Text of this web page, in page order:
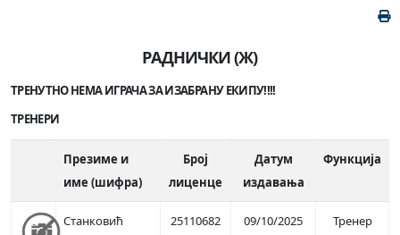
РАДНИЧКИ (Ж)
ТРЕНУТНО НЕМА ИГРАЧА ЗА ИЗАБРАНУ ЕКИПУ!!!!
ТРЕНЕРИ
Презиме и
име (шифра)
Број
лиценце
Датум
издавања
Функција
Станковић
25110682 09/10/2025 Тренер